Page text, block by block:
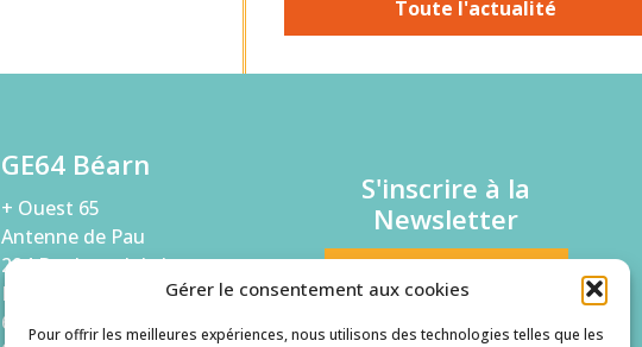
Gérer le consentement aux cookies
Pour offrir les meilleures expériences, nous utilisons des technologies telles que les
Toute l'actualité
GE64 Béarn
+ Ouest 65
Antenne de Pau
294 Boulevard de la
Paix
64000 PAU
S'inscrire à la
Newsletter
Je suis un candidat